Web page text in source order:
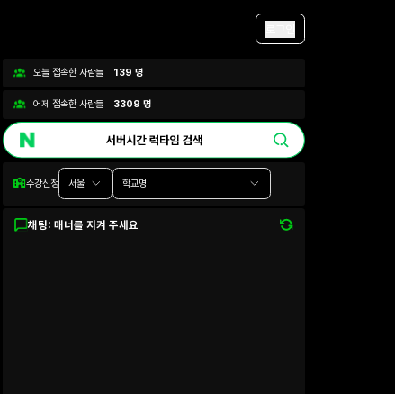
오늘 접속한 사람들 139 명
어제 접속한 사람들 3309 명
수강신청 서울 학교명
채팅: 매너를 지켜 주세요